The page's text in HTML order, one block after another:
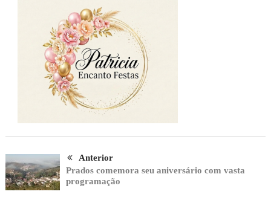
Anterior
Prados comemora seu aniversário com vasta
programação